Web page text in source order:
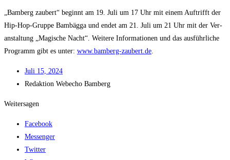
„Bam­berg zau­bert“ beginnt am 19. Juli um 17 Uhr mit einem Auf­trifft der
Hip-Hop-Grup­pe Bam­bäg­ga und endet am 21. Juli um 21 Uhr mit der Ver­
an­stal­tung „Magi­sche Nacht“. Wei­te­re Infor­ma­tio­nen und das aus­führ­li­che
Pro­gramm gibt es unter: www.bamberg-zaubert.de
Juli 15, 2024
Redak­ti­on Web­echo Bamberg
Weitersagen
Facebook
Messenger
Twitter